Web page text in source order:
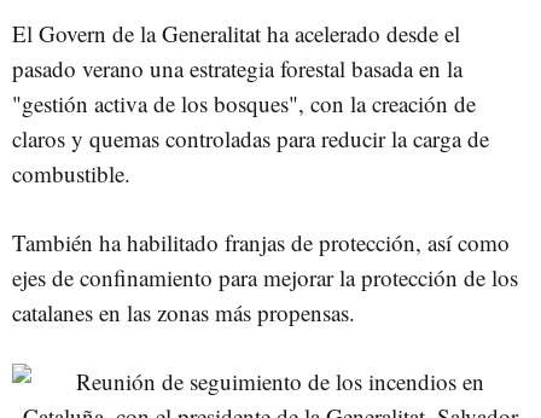
El Govern de la Generalitat ha acelerado desde el
pasado verano una estrategia forestal basada en la
"gestión activa de los bosques", con la creación de
claros y quemas controladas para reducir la carga de
combustible.
También ha habilitado franjas de protección, así como
ejes de confinamiento para mejorar la protección de los
catalanes en las zonas más propensas.